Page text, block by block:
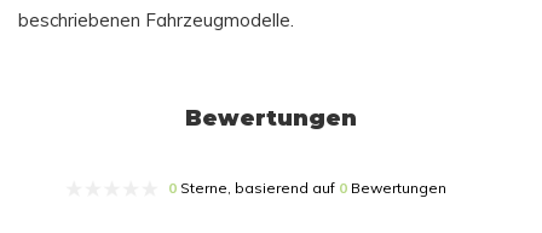
beschriebenen Fahrzeugmodelle.
Bewertungen
0 Sterne, basierend auf 0 Bewertungen